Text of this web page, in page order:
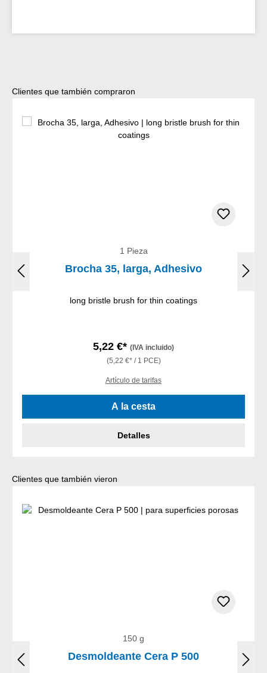
Omitir la galería de productos
Clientes que también compraron
1 Pieza
Brocha 35, larga, Adhesivo
long bristle brush for thin coatings
5,22 €* (IVA incluido)
(5,22 €* / 1 PCE)
Artículo de tarifas
A la cesta
Detalles
Omitir la galería de productos
Clientes que también vieron
150 g
Desmoldeante Cera P 500